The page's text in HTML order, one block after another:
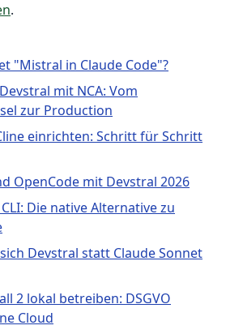
.
"Mistral in Claude Code"?
mit NCA: Vom
zur Production
einrichten: Schritt für Schritt
OpenCode mit Devstral 2026
Die native Alternative zu
Devstral statt Claude Sonnet
2 lokal betreiben: DSGVO
Cloud